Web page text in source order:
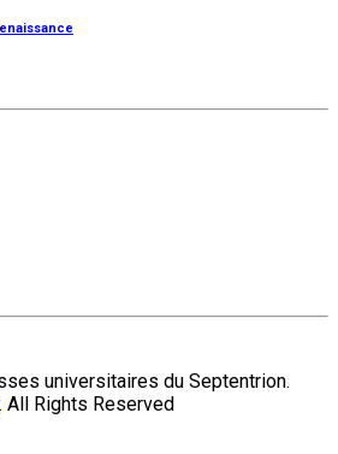
universitaires du Septentrion.
. All Rights Reserved